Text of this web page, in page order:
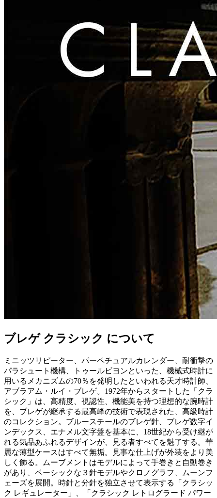
ブレゲ クラシック について
ミニッツリピーター、パーペチュアルカレンダー、耐衝撃の
パラシュート機構、トゥールビヨンといった、機械式時計に
用いるメカニズムの70％を発明したといわれる天才時計師、
アブラアム・ルイ・ブレゲ。1972年からスタートした「クラ
シック」は、高精度、視認性、機能美を持つ理想的な腕時計
を、ブレゲが継承する最高峰の技術で表現された、高級時計
のコレクション。ブルースチールのブレゲ針、ブレゲ数字イ
ンデックス、エナメル文字盤を基本に、18世紀から受け継が
れる気品あふれるデザインが、見る者すべてを魅了する。華
麗な薄型ケースはすべて無垢。見事な仕上げが外装をより美
しく飾る。ムーブメントはモデルによって手巻きと自動巻き
があり、ベーシックな３針モデルやクロノグラフ、ムーンフ
ェーズを展開。時針と分針を独立させて表示する「クラシッ
ク レギュレーター」、「クラシック レトログラード パワー